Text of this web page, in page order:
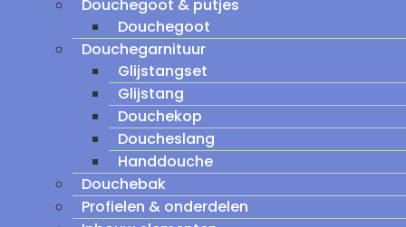
Douchegoot & putjes
Douchegoot
Douchegarnituur
Glijstangset
Glijstang
Douchekop
Doucheslang
Handdouche
Douchebak
Profielen & onderdelen